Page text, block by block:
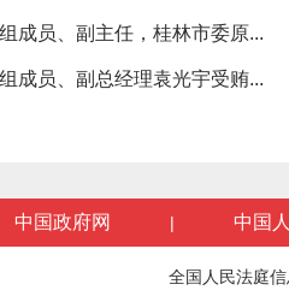
成员、副主任，桂林市委原...
成员、副总经理袁光宇受贿...
中国政府网 | 中国
全国人民法庭信